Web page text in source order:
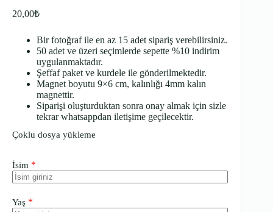
20,00₺
Bir fotoğraf ile en az 15 adet sipariş verebilirsiniz.
50 adet ve üzeri seçimlerde sepette %10 indirim
uygulanmaktadır.
Şeffaf paket ve kurdele ile gönderilmektedir.
Magnet boyutu 9×6 cm, kalınlığı 4mm kalın
magnettir.
Siparişi oluşturduktan sonra onay almak için sizle
tekrar whatsappdan iletişime geçilecektir.
Çoklu dosya yükleme
İsim *
Yaş *